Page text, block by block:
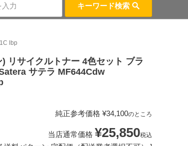
キーワード検索
lbp
リサイクルトナー 4色セット ブラ
サテラ MF644Cdw
純正参考価格 ¥34,100のところ
当店通常価格 ¥25,850税込